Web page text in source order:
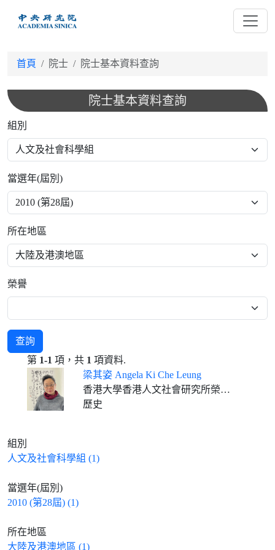
首頁 院士 院士基本資料查詢
院士基本資料查詢
組別
當選年(屆別)
所在地區
榮譽
查詢
第 1-1 項，共 1 項資料.
梁其姿 Angela Ki Che Leung
香港大學香港人文社會研究所榮休教授
歷史
組別
人文及社會科學組 (1)
當選年(屆別)
2010 (第28屆) (1)
所在地區
大陸及港澳地區 (1)